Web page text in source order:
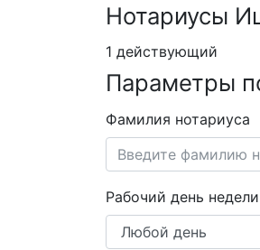
Нотариусы
1 действующий
Параметры
Фамилия нотариуса
Рабочий день недели